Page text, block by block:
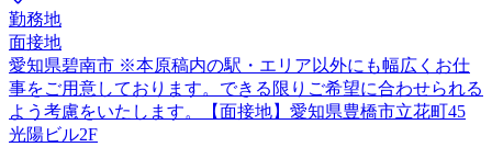
勤務地
面接地
愛知県碧南市 ※本原稿内の駅・エリア以外にも幅広くお仕
事をご用意しております。できる限りご希望に合わせられる
よう考慮をいたします。【面接地】愛知県豊橋市立花町45
光陽ビル2F